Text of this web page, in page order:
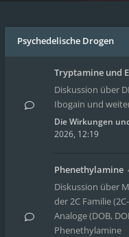
Psychedelische Drogen
Tryptamine und
Diskussion über
Ibogain und
Die Wirkungen
2026, 12:19
Phenethylamine
Diskussion über
der 2C Familie
Analoge (DOB,
Phenethylamine